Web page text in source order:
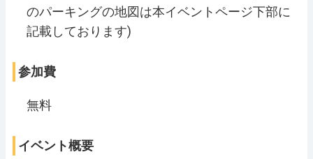
のパーキングの地図は本イベントページ下部に
記載しております)
参加費
無料
イベント概要